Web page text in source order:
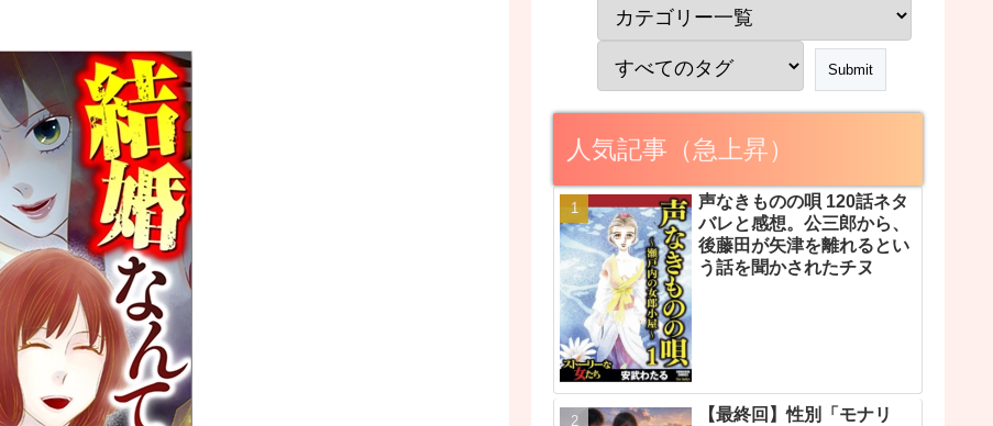
人気記事（急上昇）
声なきものの唄 120話ネタ
バレと感想。公三郎から、
後藤田が矢津を離れるとい
う話を聞かされたチヌ
【最終回】性別「モナリ